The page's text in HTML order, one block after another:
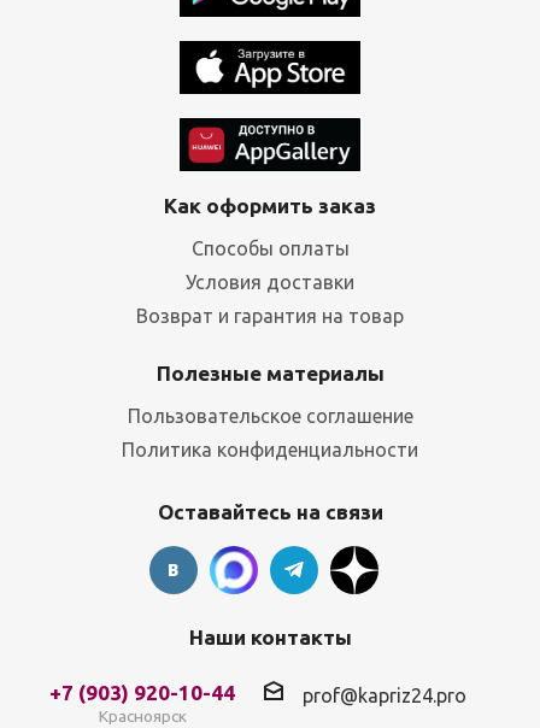
Как оформить заказ
Способы оплаты
Условия доставки
Возврат и гарантия на товар
Полезные материалы
Пользовательское соглашение
Политика конфиденциальности
Оставайтесь на связи
Наши контакты
+7 (903) 920-10-44
Красноярск
prof@kapriz24.pro